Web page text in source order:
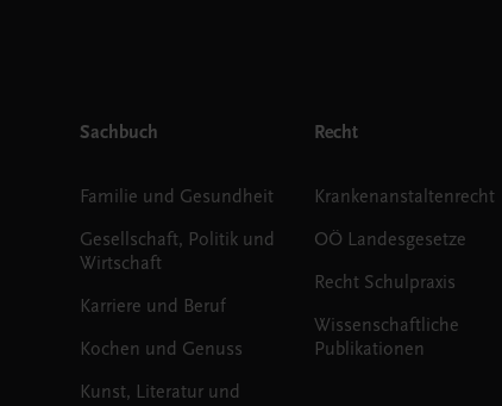
Sachbuch
Familie und Gesundheit
Gesellschaft, Politik und
Wirtschaft
Karriere und Beruf
Kochen und Genuss
Kunst, Literatur und
Recht
Krankenanstaltenrecht
OÖ Landesgesetze
Recht Schulpraxis
Wissenschaftliche
Publikationen